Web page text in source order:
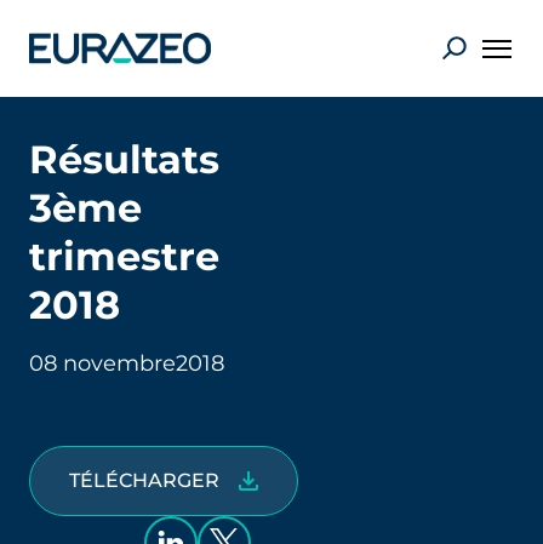
Résultats
3ème
trimestre
2018
08 novembre2018
TÉLÉCHARGER